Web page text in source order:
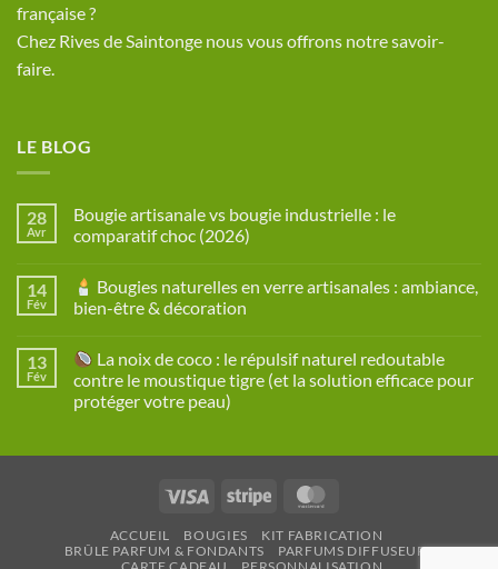
française ?
Chez Rives de Saintonge nous vous offrons notre savoir-
faire.
LE BLOG
28
Avr
Bougie artisanale vs bougie industrielle : le
comparatif choc (2026)
sur
Bougie
artisanale
industrielle
le
comparatif
14
Fév
Bougies naturelles en verre artisanales : ambiance,
bien-être & décoration
sur
Bougies
naturelles
:
décoration
13
Fév
La noix de coco : le répulsif naturel redoutable
contre le moustique tigre (et la solution efficace pour
protéger votre peau)
le
Visa Stripe
ACCUEIL BOUGIES
KIT FABRICATION
BRÛLE PARFUM & FONDANTS
PARFUMS DIFFUSEURS
CARTE CADEAU
PERSONNALISATION